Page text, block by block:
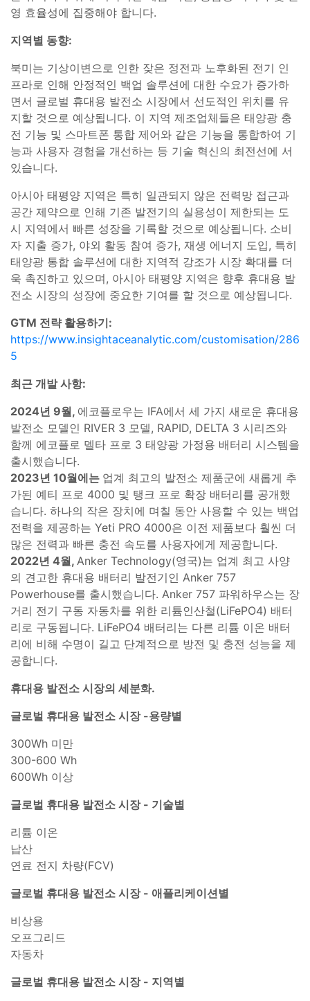
영 효율성에 집중해야 합니다.
지역별 동향:
북미는 기상이변으로 인한 잦은 정전과 노후화된 전기 인
프라로 인해 안정적인 백업 솔루션에 대한 수요가 증가하
면서 글로벌 휴대용 발전소 시장에서 선도적인 위치를 유
지할 것으로 예상됩니다. 이 지역 제조업체들은 태양광 충
전 기능 및 스마트폰 통합 제어와 같은 기능을 통합하여 기
능과 사용자 경험을 개선하는 등 기술 혁신의 최전선에 서
있습니다.
아시아 태평양 지역은 특히 일관되지 않은 전력망 접근과
공간 제약으로 인해 기존 발전기의 실용성이 제한되는 도
시 지역에서 빠른 성장을 기록할 것으로 예상됩니다. 소비
자 지출 증가, 야외 활동 참여 증가, 재생 에너지 도입, 특히
태양광 통합 솔루션에 대한 지역적 강조가 시장 확대를 더
욱 촉진하고 있으며, 아시아 태평양 지역은 향후 휴대용 발
전소 시장의 성장에 중요한 기여를 할 것으로 예상됩니다.
GTM 전략 활용하기:
https://www.insightaceanalytic.com/customisation/286
5
최근 개발 사항:
2024년 9월, 에코플로우는 IFA에서 세 가지 새로운 휴대용
발전소 모델인 RIVER 3 모델, RAPID, DELTA 3 시리즈와
함께 에코플로 델타 프로 3 태양광 가정용 배터리 시스템을
출시했습니다.
2023년 10월에는 업계 최고의 발전소 제품군에 새롭게 추
가된 예티 프로 4000 및 탱크 프로 확장 배터리를 공개했
습니다. 하나의 작은 장치에 며칠 동안 사용할 수 있는 백업
전력을 제공하는 Yeti PRO 4000은 이전 제품보다 훨씬 더
많은 전력과 빠른 충전 속도를 사용자에게 제공합니다.
2022년 4월, Anker Technology(영국)는 업계 최고 사양
의 견고한 휴대용 배터리 발전기인 Anker 757
Powerhouse를 출시했습니다. Anker 757 파워하우스는 장
거리 전기 구동 자동차를 위한 리튬인산철(LiFePO4) 배터
리로 구동됩니다. LiFePO4 배터리는 다른 리튬 이온 배터
리에 비해 수명이 길고 단계적으로 방전 및 충전 성능을 제
공합니다.
휴대용 발전소 시장의 세분화.
글로벌 휴대용 발전소 시장 -용량별
300Wh 미만
300-600 Wh
600Wh 이상
글로벌 휴대용 발전소 시장 - 기술별
리튬 이온
납산
연료 전지 차량(FCV)
글로벌 휴대용 발전소 시장 - 애플리케이션별
비상용
오프그리드
자동차
글로벌 휴대용 발전소 시장 - 지역별